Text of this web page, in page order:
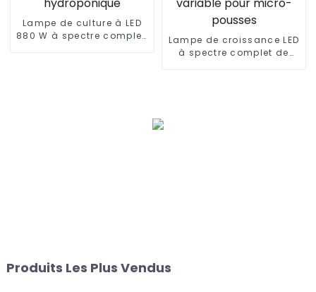
Lampe de culture à LED
880 W à spectre complet,
Lampe de croissance LED
à spectre complet de
Produits Les Plus Vendus